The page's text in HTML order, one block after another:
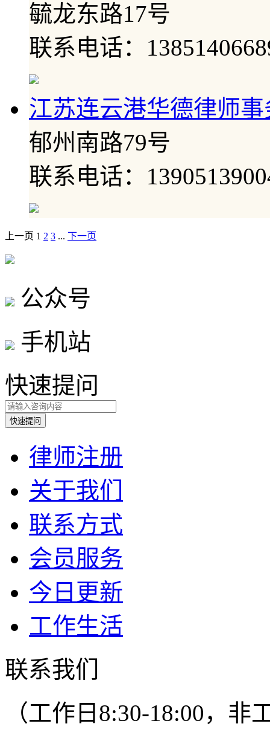
毓龙东路17号
联系电话：
江苏连云港华德律师事
郁州南路79号
联系电话：
上一页 1 2 3 ... 下一页
公众号
手机站
快速提问
律师注册
关于我们
联系方式
会员服务
今日更新
工作生活
联系我们
（工作日8:30-18:00，非